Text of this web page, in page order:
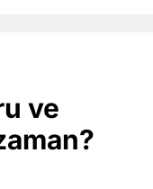
ve